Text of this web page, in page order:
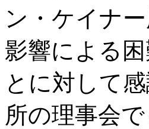
ン・ケイナ
影響による
とに対して
所の理事会